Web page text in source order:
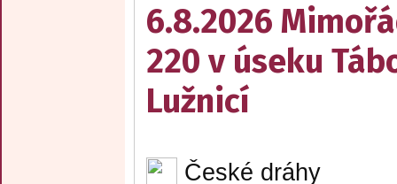
6.8.2026
220 v úseku
Lužnicí
České dráhy